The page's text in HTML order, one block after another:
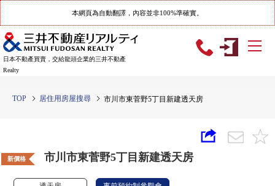
本網頁為自動翻譯，內容並非100%準確實。
日本不動產買賣，交給龍頭企業的三井不動產
Realty
TOP 居住用房屋搜尋 市川市東菅野5丁目新建透天房
新價格 市川市東菅野5丁目新建透天房